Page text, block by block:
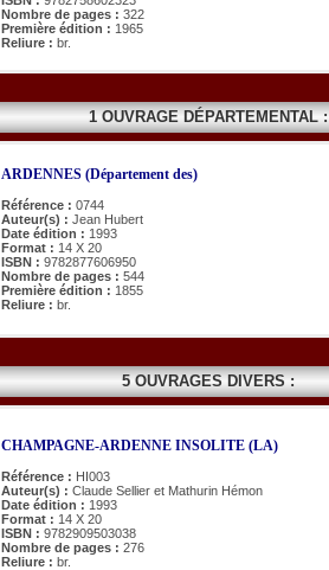
Nombre de pages : 322
Première édition : 1965
Reliure : br.
1 OUVRAGE DÉPARTEMENTAL :
ARDENNES (Département des)
Référence : 0744
Auteur(s) : Jean Hubert
Date édition : 1993
Format : 14 X 20
ISBN : 9782877606950
Nombre de pages : 544
Première édition : 1855
Reliure : br.
5 OUVRAGES DIVERS :
CHAMPAGNE-ARDENNE INSOLITE (LA)
Référence : HI003
Auteur(s) : Claude Sellier et Mathurin Hémon
Date édition : 1993
Format : 14 X 20
ISBN : 9782909503038
Nombre de pages : 276
Reliure : br.